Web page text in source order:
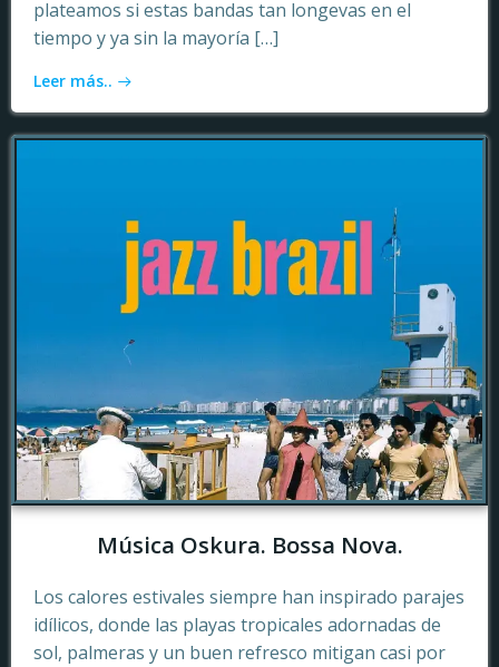
plateamos si estas bandas tan longevas en el
tiempo y ya sin la mayoría […]
Leer más..
Música Oskura. Bossa Nova.
Los calores estivales siempre han inspirado parajes
idílicos, donde las playas tropicales adornadas de
sol, palmeras y un buen refresco mitigan casi por